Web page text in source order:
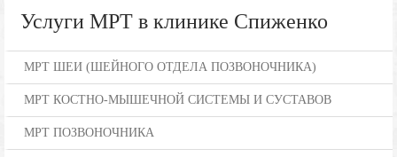
Услуги МРТ в клинике Спиженко
МРТ ШЕИ (ШЕЙНОГО ОТДЕЛА ПОЗВОНОЧНИКА)
МРТ КОСТНО-МЫШЕЧНОЙ СИСТЕМЫ И СУСТАВОВ
МРТ ПОЗВОНОЧНИКА